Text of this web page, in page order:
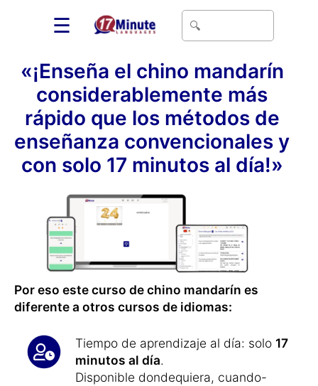
☰
«¡Enseña el chino mandarín
considerablemente más
rápido que los métodos de
enseñanza convencionales y
con solo 17 minutos al día!»
Por eso este curso de chino mandarín es
diferente a otros cursos de idiomas:
Tiempo de aprendizaje al día: solo 17
minutos al día.
Disponible dondequiera, cuando-